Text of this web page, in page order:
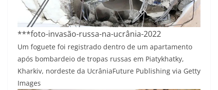
***foto-invasão-russa-na-ucrânia-2022
Um foguete foi registrado dentro de um apartamento
após bombardeio de tropas russas em Piatykhatky,
Kharkiv, nordeste da UcrâniaFuture Publishing via Getty
Images